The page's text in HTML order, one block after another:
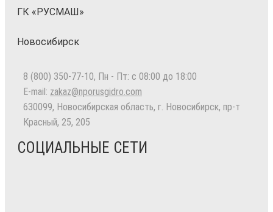
ГК «РУСМАШ»
Новосибирск
8 (800) 350-77-10, Пн - Пт: с 08:00 до 18:00
E-mail: zakaz@nporusgidro.com
630099, Новосибирская область, г. Новосибирск, пр-т
Красный, 25, 205
СОЦИАЛЬНЫЕ СЕТИ